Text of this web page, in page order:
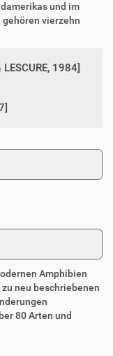
und im
vierzehn
LESCURE, 1984]
Amphibien
neu beschriebenen
80 Arten und